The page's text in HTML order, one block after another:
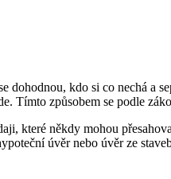
dohodnou, kdo si co nechá
Tímto způsobem se podle
které někdy mohou
úvěr nebo úvěr ze